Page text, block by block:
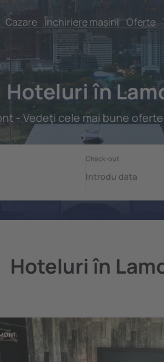
Cazare Închiriere mașini Oferte
Hoteluri în
- Vedeţi cele mai bune
Hoteluri în